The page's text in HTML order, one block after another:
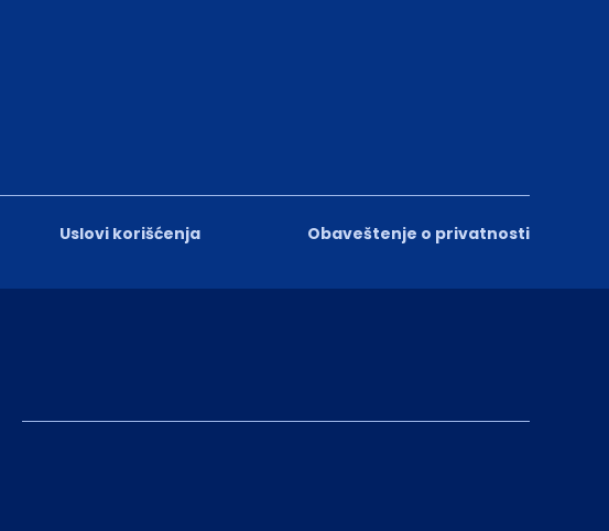
Uslovi korišćenja Obaveštenje o privatnosti